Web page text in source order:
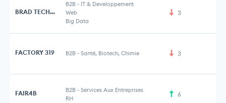
BRAD TECHNOLOGY
B2B - IT & Developpement
Web
Big Data
3
FACTORY 319 B2B - Santé, Biotech, Chimie 3
FAIR4B B2B - Services Aux Entreprises
RH
6